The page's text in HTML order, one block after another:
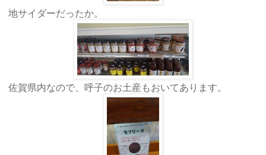
地サイダーだったか。
佐賀県内なので、呼子のお土産もおいてあります。